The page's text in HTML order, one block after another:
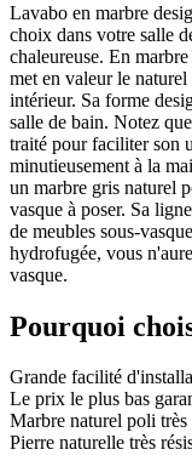
Lavabo en marbre
choix dans votre salle
chaleureuse. En
met en valeur le
intérieur. Sa forme
salle de bain. Notez
traité pour faciliter son
minutieusement à la
un marbre gris naturel
vasque à poser. Sa
de meubles sous-
hydrofugée, vous
vasque.
Pourquoi
Grande facilité
Le prix le plus bas
Marbre naturel poli très
Pierre naturelle très